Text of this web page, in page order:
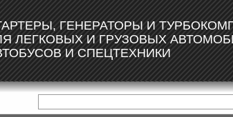
ГЕНЕРАТОРЫ И
ЛЕГКОВЫХ И ГРУЗОВЫХ
И СПЕЦТЕХНИКИ